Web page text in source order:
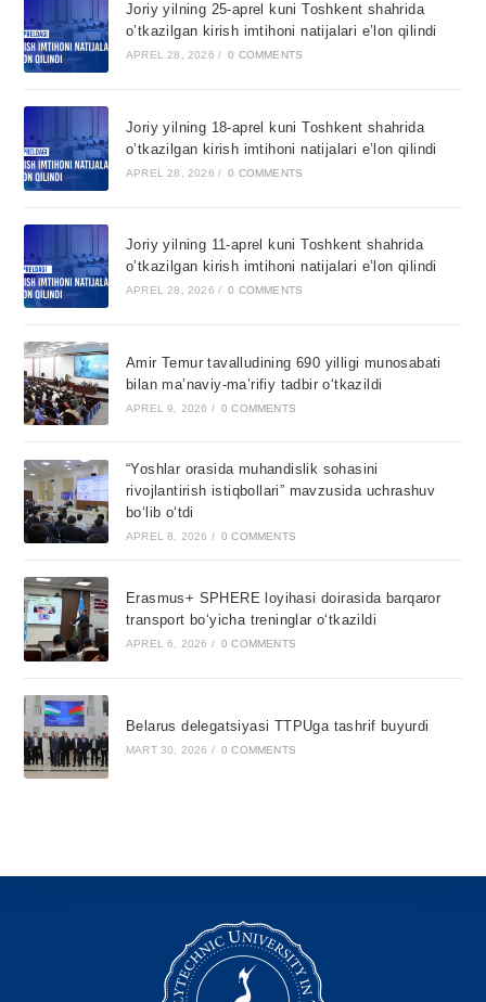
Joriy yilning 25-aprel kuni Toshkent shahrida
o’tkazilgan kirish imtihoni natijalari e’lon qilindi
APREL 28, 2026 / 0 COMMENTS
Joriy yilning 18-aprel kuni Toshkent shahrida
o’tkazilgan kirish imtihoni natijalari e’lon qilindi
APREL 28, 2026 / 0 COMMENTS
Joriy yilning 11-aprel kuni Toshkent shahrida
o’tkazilgan kirish imtihoni natijalari e’lon qilindi
APREL 28, 2026 / 0 COMMENTS
Amir Temur tavalludining 690 yilligi munosabati
bilan ma’naviy-ma’rifiy tadbir o‘tkazildi
APREL 9, 2026 / 0 COMMENTS
“Yoshlar orasida muhandislik sohasini
rivojlantirish istiqbollari” mavzusida uchrashuv
bo‘lib o‘tdi
APREL 8, 2026 / 0 COMMENTS
Erasmus+ SPHERE loyihasi doirasida barqaror
transport bo‘yicha treninglar o‘tkazildi
APREL 6, 2026 / 0 COMMENTS
Belarus delegatsiyasi TTPUga tashrif buyurdi
MART 30, 2026 / 0 COMMENTS